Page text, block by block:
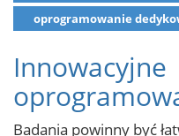
oprogramowanie
Innowacyjne
Badania powinny być